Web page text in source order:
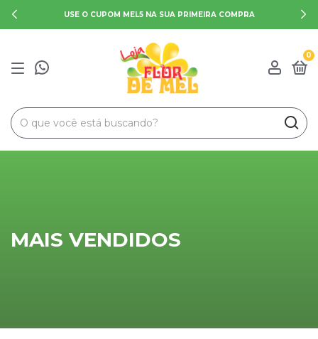
USE O CUPOM MEL5 NA SUA PRIMEIRA COMPRA
0
MAIS VENDIDOS